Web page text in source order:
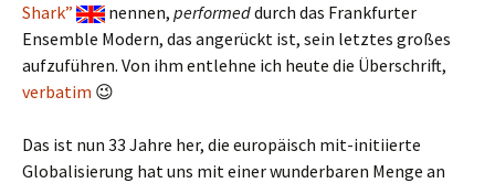
Shark”
nennen, performeddurch das Frankfurter
Ensemble Modern, das angerückt ist, sein letztes großes
aufzuführen. Von ihm entlehne ich heute die Überschrift,
verbatim 😉
Das ist nun 33 Jahre her, die europäisch mit-initiierte
Globalisierung hat uns mit einer wunderbaren Menge an